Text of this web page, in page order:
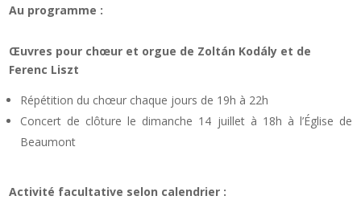
Au programme :
Œuvres pour chœur et orgue de Zoltán Kodály et de
Ferenc Liszt
Répétition du chœur chaque jours de 19h à 22h
Concert de clôture le dimanche 14 juillet à 18h à l’Église de
Beaumont
Activité facultative selon calendrier :